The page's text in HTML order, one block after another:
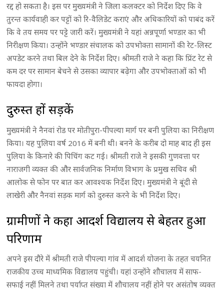
रद्द हो सकता है। इस पर मुख्यमंत्री ने जिला कलक्टर को निर्देश दिए कि वे
तुरन्त कार्यवाही कर पट्टों को रि-वैलिडेट कराएं और अधिकारियों को पाबंद करें
कि वे तय समय पर पट्टे जारी करें। मुख्यमंत्री ने यहां अन्नपूर्णा भण्डार का भी
निरीक्षण किया। उन्होंने भण्डार संचालक को उपभोक्ता सामानों की रेट-लिस्ट
अपडेट करने तथा बिल देने के निर्देश दिए। श्रीमती राजे ने कहा कि प्रिंट रेट से
कम दर पर सामान बेचने से उसका व्यापार बढ़ेगा और उपभोक्ताओं को भी
फायदा होगा।
दुरुस्त हों सड़कें
मुख्यमंत्री ने नैनवां रोड पर मोतीपुरा-पीपल्या मार्ग पर बनी पुलिया का निरीक्षण
किया। यह पुलिया वर्ष 2016 में बनी थी। बनने के करीब दो माह बाद ही इस
पुलिया के किनारे की पिचिंग कट गई। श्रीमती राजे ने इसकी गुणवत्ता पर
नाराजगी व्यक्त की और सार्वजनिक निर्माण विभाग के प्रमुख सचिव श्री
आलोक से फोन पर बात कर आवश्यक निर्देश दिए। मुख्यमंत्री ने बूंदी से
लाखेरी और नैनवां सड़क मार्ग को दुरुस्त करने के भी निर्देश दिए।
ग्रामीणों ने कहा आदर्श विद्यालय से बेहतर हुआ
परिणाम
अपने इस दौरे में श्रीमती राजे पीपल्या गांव में आदर्श योजना के तहत चयनित
राजकीय उच्च माध्यमिक विद्यालय पहुंची। यहां उन्होंने शौचालय में साफ-
सफाई नहीं मिलने तथा पर्याप्त संख्या में शौचालय नहीं होने पर असंतोष व्यक्त